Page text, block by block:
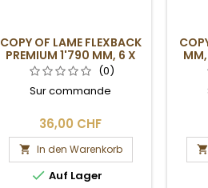
COPY OF LAME FLEXBACK
PREMIUM 1'790 MM, 6 X
0.5 MM, 6DPP
(0)
Sur commande
36,00 CHF
 In den Warenkorb
 Auf Lager
